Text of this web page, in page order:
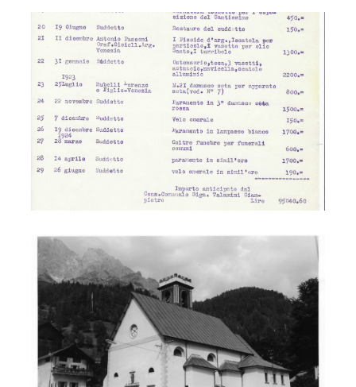
Chiesa di Vodo - beni mobili
S. Lucia 1962